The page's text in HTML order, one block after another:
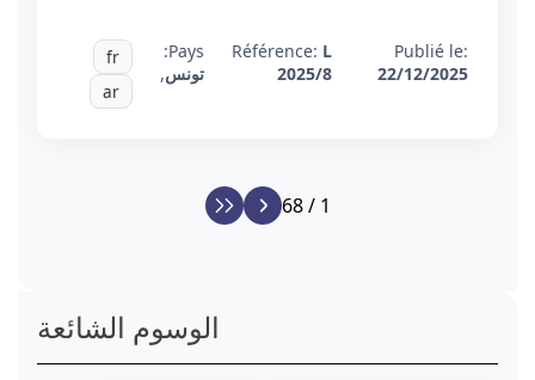
Publié le:
22/12/2025
Référence: L
2025/8
Pays:
تونس,
fr
ar
1 / 68
الوسوم الشائعة